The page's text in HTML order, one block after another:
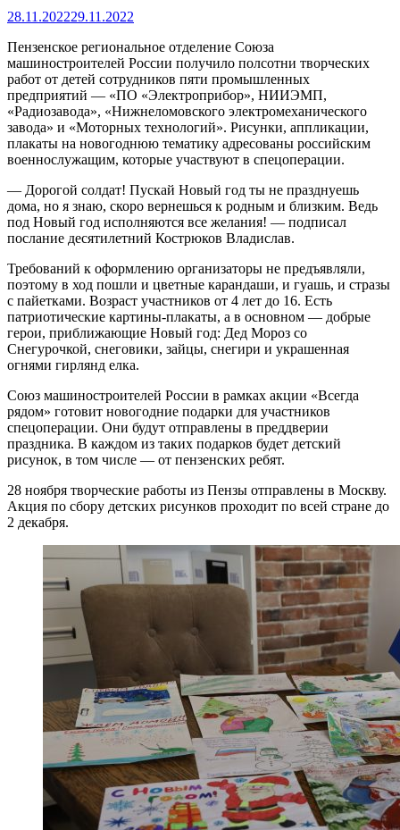
28.11.202229.11.2022
Пензенское региональное отделение Союза
машиностроителей России получило полсотни творческих
работ от детей сотрудников пяти промышленных
предприятий — «ПО «Электроприбор», НИИЭМП,
«Радиозавода», «Нижнеломовского электромеханического
завода» и «Моторных технологий». Рисунки, аппликации,
плакаты на новогоднюю тематику адресованы российским
военнослужащим, которые участвуют в спецоперации.
— Дорогой солдат! Пускай Новый год ты не празднуешь
дома, но я знаю, скоро вернешься к родным и близким. Ведь
под Новый год исполняются все желания! — подписал
послание десятилетний Кострюков Владислав.
Требований к оформлению организаторы не предъявляли,
поэтому в ход пошли и цветные карандаши, и гуашь, и стразы
с пайетками. Возраст участников от 4 лет до 16. Есть
патриотические картины-плакаты, а в основном — добрые
герои, приближающие Новый год: Дед Мороз со
Снегурочкой, снеговики, зайцы, снегири и украшенная
огнями гирлянд елка.
Союз машиностроителей России в рамках акции «Всегда
рядом» готовит новогодние подарки для участников
спецоперации. Они будут отправлены в преддверии
праздника. В каждом из таких подарков будет детский
рисунок, в том числе — от пензенских ребят.
28 ноября творческие работы из Пензы отправлены в Москву.
Акция по сбору детских рисунков проходит по всей стране до
2 декабря.